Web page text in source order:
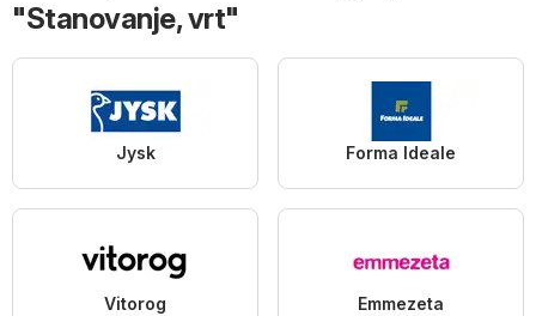
"Stanovanje, vrt"
Jysk Forma Ideale
Vitorog Emmezeta